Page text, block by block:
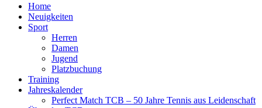
Home
Neuigkeiten
Sport
Herren
Damen
Jugend
Platzbuchung
Training
Jahreskalender
Perfect Match TCB – 50 Jahre Tennis aus Leidenschaft